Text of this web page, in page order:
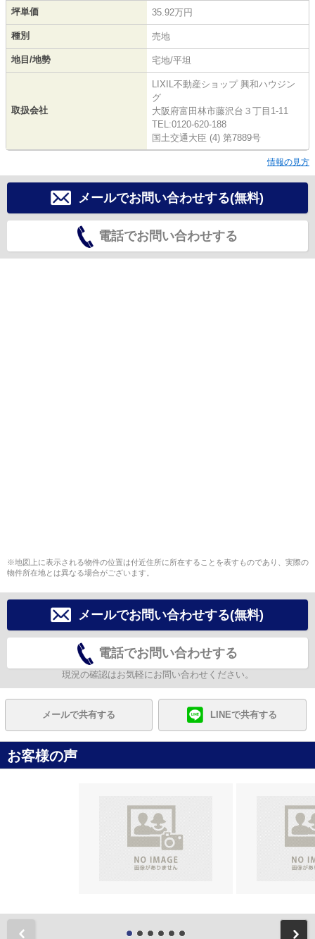
坪単価 35.92万円
種別 売地
地目/地勢 宅地/平坦
取扱会社
LIXIL不動産ショップ 興和ハウジン
グ
大阪府富田林市藤沢台３丁目1-11
TEL:0120-620-188
国土交通大臣 (4) 第7889号
情報の見方
メールでお問い合わせする(無料)
電話でお問い合わせする
※地図上に表示される物件の位置は付近住所に所在することを表すものであり、実際の
物件所在地とは異なる場合がございます。
メールでお問い合わせする(無料)
電話でお問い合わせする
現況の確認はお気軽にお問い合わせください。
メールで共有する LINEで共有する
お客様の声